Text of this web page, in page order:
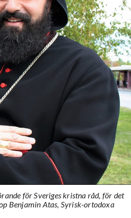
för Sveriges kristna råd, för det
Benjamin Atas, Syrisk-ortodoxa